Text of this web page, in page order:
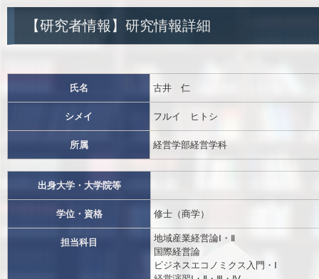
【研究者情報】研究情報詳細
氏名 古井 仁
シメイ フルイ ヒトシ
所属 経営学部経営学科
出身大学・大学院等
学位・資格 修士（商学）
担当科目
地域産業経営論Ⅰ・Ⅱ
国際経営論
ビジネスエコノミクス入門・Ⅰ